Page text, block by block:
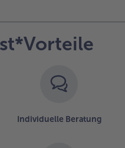
Individuelle Beratung